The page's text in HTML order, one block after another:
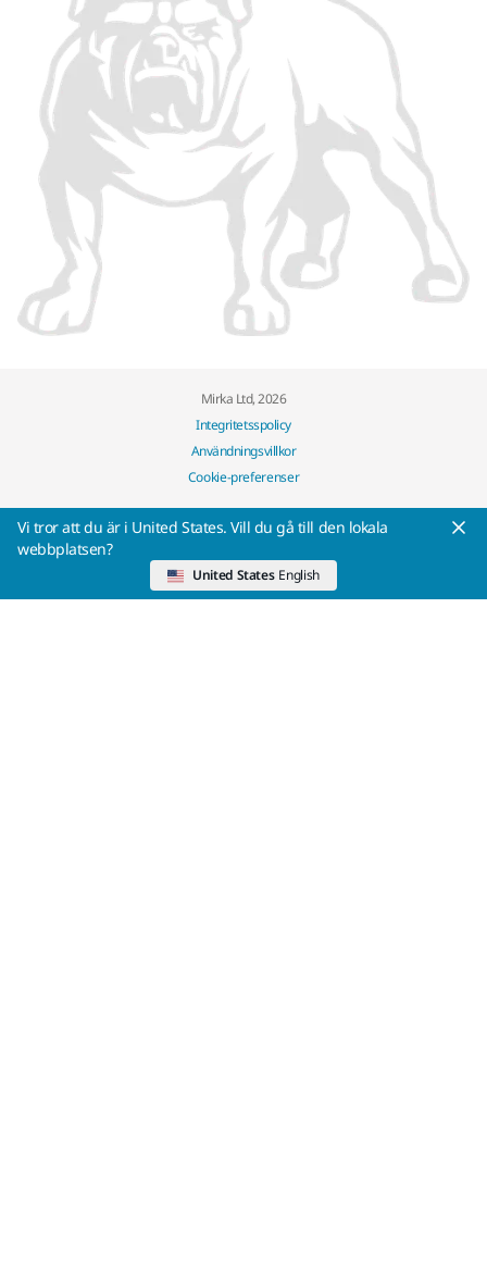
Mirka Ltd, 2026
Integritetsspolicy
Användningsvillkor
Cookie-preferenser
Vi tror att du är i United States. Vill du gå till den lokala
webbplatsen?
United States English